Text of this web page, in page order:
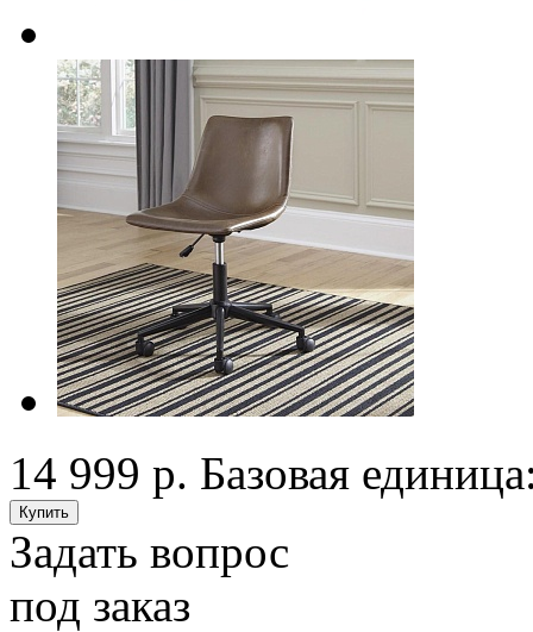
14 999 р. Базовая
Задать вопрос
под заказ